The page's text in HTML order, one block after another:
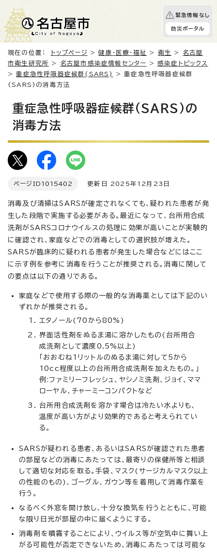
緊急情報なし
防災ポータル
現在の位置： トップページ >健康・医療・福祉 > 衛生 >
名古屋
市衛生研究所 > 名古屋市感染症情報センター >感染症トピックス
>重症急性呼吸器症候群(SARS)
> 重症急性呼吸器症候群
(SARS)の消毒方法
重症急性呼吸器症候群(SARS)の
消毒方法
ページID 1015402 更新日 2025年12月23日
消毒及び清掃はSARSが確定されなくても、疑われた患者が発
生した段階で実施する必要がある。最近になって、台所用合成
洗剤がSARSコロナウイルスの処理に効果が高いことが実験的
に確認され、家庭などでの消毒としての選択肢が増えた。
SARSが臨床的に疑われる患者が発生した場合などにはここ
に示す例を参考に消毒を行うことが推奨される。消毒に関して
の要点は以下の通りである。
家庭などで使用する際の一般的な消毒薬としては下記のい
ずれかが推奨される。
エタノール(70から80%)
界面活性剤をぬるま湯に溶かしたもの(台所用合
成洗剤として濃度0.5%以上)
「おおむね1リットルのぬるま湯に対して5から
10cc程度以上の台所用合成洗剤を加えたもの。」
例:ファミリーフレッシュ、ヤシノミ洗剤、ジョイ、ママ
ローヤル、チャーミーコンパクトなど
台所用合成洗剤を溶かす場合は冷たい水よりも、
温度が高い方がより効果的であると考えられてい
る。
SARSが疑われる患者、あるいはSARSが確認された患者
の部屋などの消毒にあたっては、最寄りの保健所等と相談
して適切な対応を取る。手袋、マスク(サージカルマスク以上
の性能のもの)、ゴーグル、ガウン等を着用して消毒作業を
行う。
なるべく外窓を開け放し、十分な換気を行うとともに、可能
な限り日光が部屋の中に届くようにする。
消毒剤を噴霧することにより、ウイルス等が空気中に舞い上
がる可能性が否定できないため、消毒にあたっては可能な